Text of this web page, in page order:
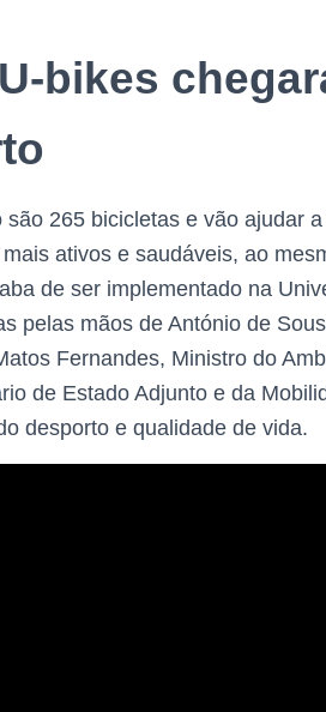
bikes
são 265 bicicletas e vão ajudar
ativos e saudáveis, ao
de ser implementado na
pelas mãos de António de
Fernandes, Ministro do
de Estado Adjunto e da
desporto e qualidade de vida.